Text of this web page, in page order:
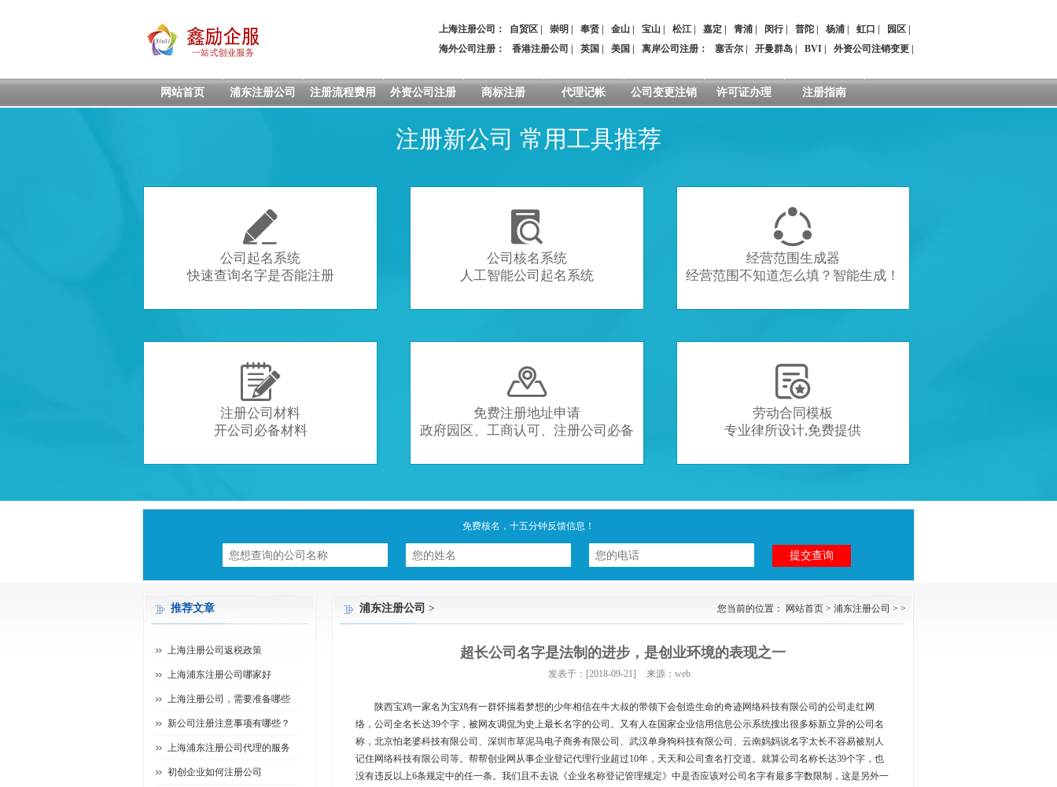
上海注册公司： 自贸区 崇明 奉贤 金山 宝山 松江 嘉定 青浦 闵行| 普陀 杨浦 虹口 园区
海外公司注册：
香港注册公司 英国 美国 离岸公司注册 ： 塞舌尔 开曼群岛 BVI 外资公司注销变更
网站首页 浦东注册公司 注册流程费用 外资公司注册 商标注册 代理记帐 公司变更注销 许可证办理 注册指南
注册新公司 常用工具推荐

公司起名系统
快速查询名字是否能注册

公司核名系统
人工智能公司起名系统

经营范围生成器
经营范围不知道怎么填？智能生成！

注册公司材料
开公司必备材料

免费注册地址申请
政府园区、工商认可、注册公司必备

劳动合同模板
专业律所设计,免费提供
免费核名，十五分钟反馈信息！
浦东注册公司 > 您当前的位置： 网站首页 > 浦东注册公司 > >
超长公司名字是法制的进步，是创业环境的表现之一
发表于：[2018-09-21] 来源：web
陕西宝鸡一家名为宝鸡有一群怀揣着梦想的少年相信在牛大叔的带领下会创造生命的奇迹网络科技有限公司的公司走红网
络，公司全名长达39个字，被网友调侃为史上最长名字的公司。又有人在国家企业信用信息公示系统搜出很多标新立异的公司名
称，北京怕老婆科技有限公司、深圳市草泥马电子商务有限公司、武汉单身狗科技有限公司、云南妈妈说名字太长不容易被别人
记住网络科技有限公司等。帮帮创业网从事企业登记代理行业超过10年，天天和公司查名打交道。就算公司名称长达39个字，也
没有违反以上6条规定中的任一条。我们且不去说《企业名称登记管理规定》中是否应该对公司名字有最多字数限制，这是另外一
推荐文章
上海注册公司返税政策
上海浦东注册公司哪家好
上海注册公司，需要准备哪些
新公司注册注意事项有哪些？
上海浦东注册公司代理的服务
初创企业如何注册公司